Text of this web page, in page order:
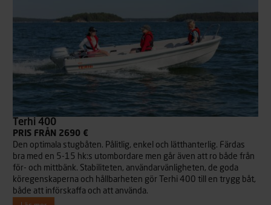
Terhi 400
PRIS FRÅN 2690 €
Den optimala stugbåten. Pålitlig, enkel och lätthanterlig. Färdas
bra med en 5-15 hk:s utombordare men går även att ro både från
för- och mittbänk. Stabiliteten, användarvänligheten, de goda
köregenskaperna och hållbarheten gör Terhi 400 till en trygg båt,
både att införskaffa och att använda.